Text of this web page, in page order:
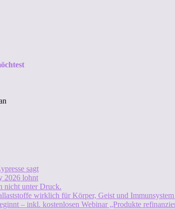
sagt
2026 lohnt
nicht unter Druck.
wirklich für Körper, Geist und
– inkl. kostenlosen Webinar „Produkte